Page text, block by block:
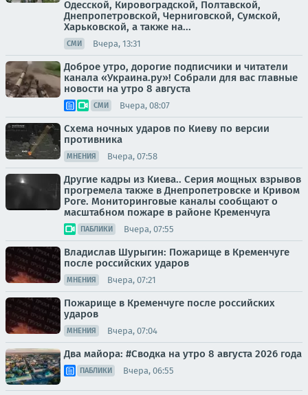
Одесской, Кировоградской, Полтавской,
Днепропетровской, Черниговской, Сумской,
Харьковской, а также на...
СМИ Вчера, 13:31
Доброе утро, дорогие подписчики и читатели
канала «Украина.ру»! Собрали для вас главные
новости на утро 8 августа
СМИ Вчера, 08:07
Схема ночных ударов по Киеву по версии
противника
МНЕНИЯ Вчера, 07:58
Другие кадры из Киева.. Серия мощных взрывов
прогремела также в Днепропетровске и Кривом
Роге. Мониторинговые каналы сообщают о
масштабном пожаре в районе Кременчуга
ПАБЛИКИ Вчера, 07:55
Владислав Шурыгин: Пожарище в Кременчуге
после российских ударов
МНЕНИЯ Вчера, 07:21
Пожарище в Кременчуге после российских
ударов
МНЕНИЯ Вчера, 07:04
Два майора: #Сводка на утро 8 августа 2026 года
ПАБЛИКИ Вчера, 06:55